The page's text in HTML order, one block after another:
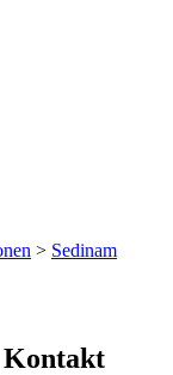
> Sedinam
Kontakt